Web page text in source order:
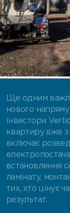
Ще одним
нового
інвестори
квартиру вже з
включає
встановлення
ламінату,
тих, хто цінує
результат.